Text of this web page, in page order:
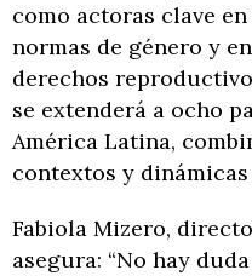
como actoras clave
normas de género y
derechos
se extenderá a ocho
América Latina,
contextos y
Fabiola Mizero,
asegura: “No hay